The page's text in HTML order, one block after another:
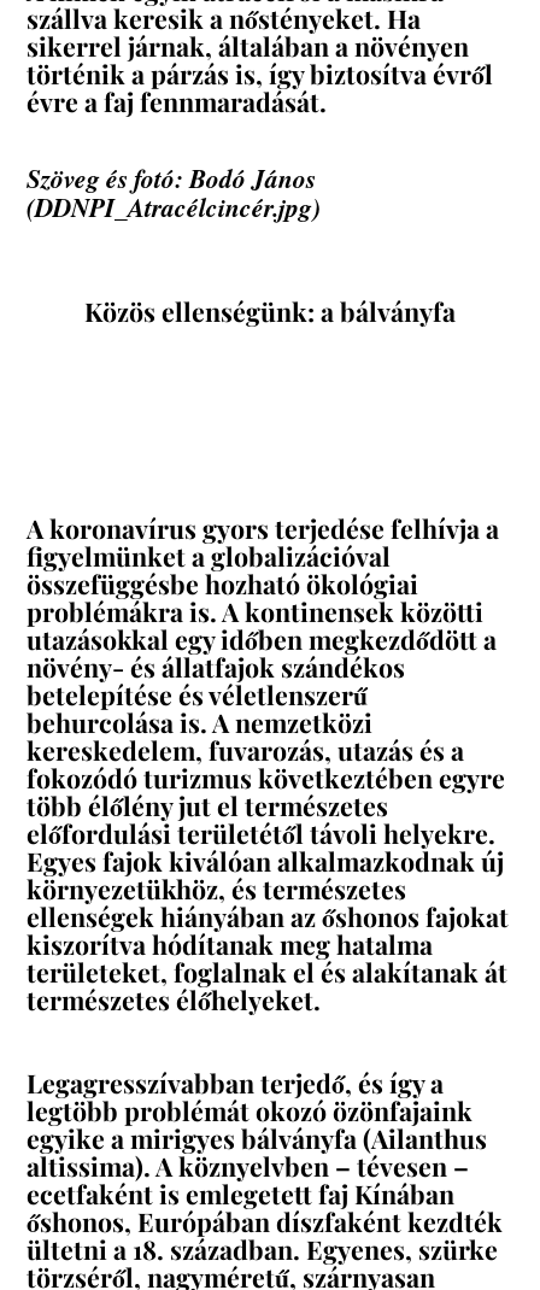
szállva keresik a nőstényeket. Ha
sikerrel járnak, általában a növényen
történik a párzás is, így biztosítva évről
évre a faj fennmaradását.
Szöveg és fotó: Bodó János
(DDNPI_Atracélcincér.jpg)
Közös ellenségünk: a bálványfa
A koronavírus gyors terjedése felhívja a
figyelmünket a globalizációval
összefüggésbe hozható ökológiai
problémákra is. A kontinensek közötti
utazásokkal egy időben megkezdődött a
növény- és állatfajok szándékos
betelepítése és véletlenszerű
behurcolása is. A nemzetközi
kereskedelem, fuvarozás, utazás és a
fokozódó turizmus következtében egyre
több élőlény jut el természetes
előfordulási területétől távoli helyekre.
Egyes fajok kiválóan alkalmazkodnak új
környezetükhöz, és természetes
ellenségek hiányában az őshonos fajokat
kiszorítva hódítanak meg hatalma
területeket, foglalnak el és alakítanak át
természetes élőhelyeket.
Legagresszívabban terjedő, és így a
legtöbb problémát okozó özönfajaink
egyike a mirigyes bálványfa (Ailanthus
altissima). A köznyelvben – tévesen –
ecetfaként is emlegetett faj Kínában
őshonos, Európában díszfaként kezdték
ültetni a 18. században. Egyenes, szürke
törzséről, nagyméretű, szárnyasan